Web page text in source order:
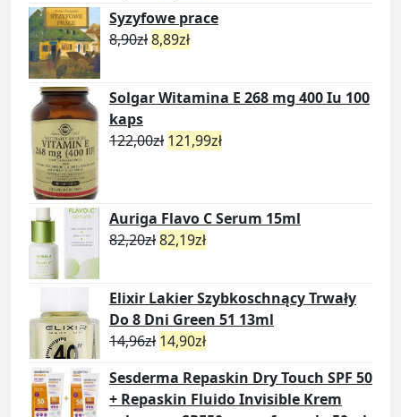
Syzyfowe prace
8,90zł8,89zł
Solgar Witamina E 268 mg 400 Iu 100
kaps
122,00zł 121,99zł
Auriga Flavo C Serum 15ml
82,20zł82,19zł
Elixir Lakier Szybkoschnący Trwały
Do 8 Dni Green 51 13ml
14,96zł 14,90zł
Sesderma Repaskin Dry Touch SPF 50
+ Repaskin Fluido Invisible Krem